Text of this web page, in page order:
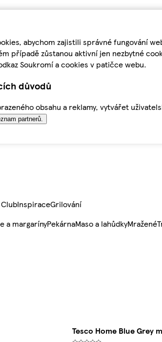
abychom zajistili správné fungování
případě zůstanou aktivní jen nezbytné
Soukromí a cookies v patičce webu.
důvodů
obsahu a reklamy, vytvářet
partnerů.
InspiraceGrilování
a margarínyPekárnaMaso a lahůdkyMražené
Tesco Home Blue Grey